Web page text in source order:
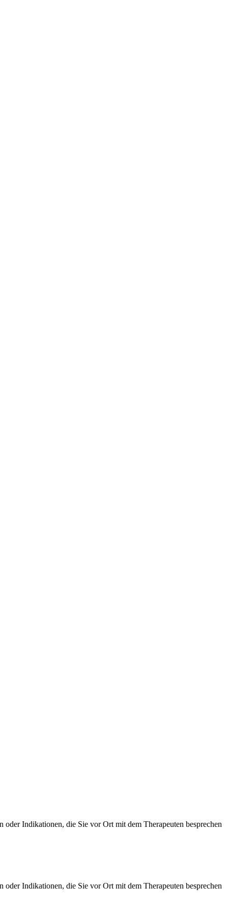
Indikationen, die Sie vor Ort mit dem Therapeuten besprechen
Indikationen, die Sie vor Ort mit dem Therapeuten besprechen